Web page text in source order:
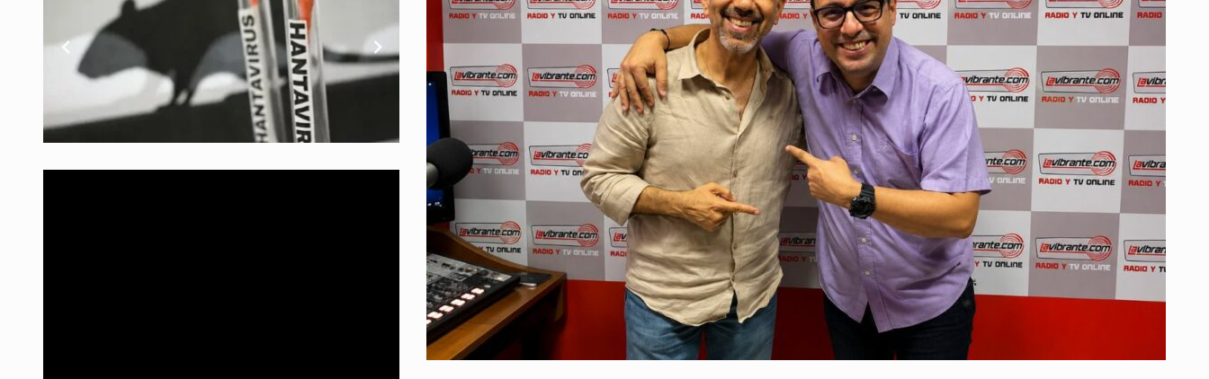
DE
LAVIBRANTE.COM
PRESENTAR
INNOVADORA
CANCIÓN
NFA
JUNTO
A
JORGE
VILLAMIZAR